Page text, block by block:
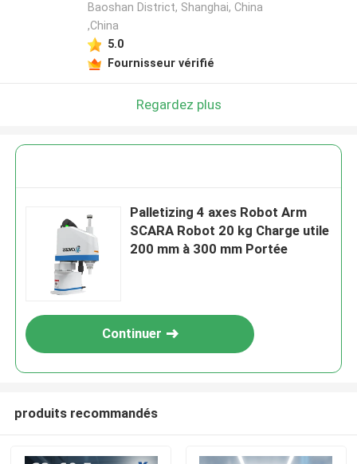
Baoshan District, Shanghai, China
,China
5.0
Fournisseur vérifié
Regardez plus
Palletizing 4 axes Robot Arm
SCARA Robot 20 kg Charge utile
200 mm à 300 mm Portée
Continuer
produits recommandés